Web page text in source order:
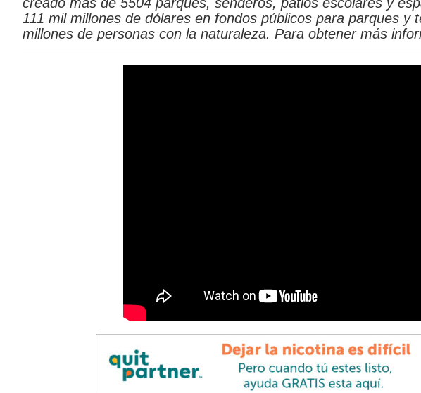
111 mil millones de dólares en fondos públicos para parques y
millones de personas con la naturaleza. Para obtener más